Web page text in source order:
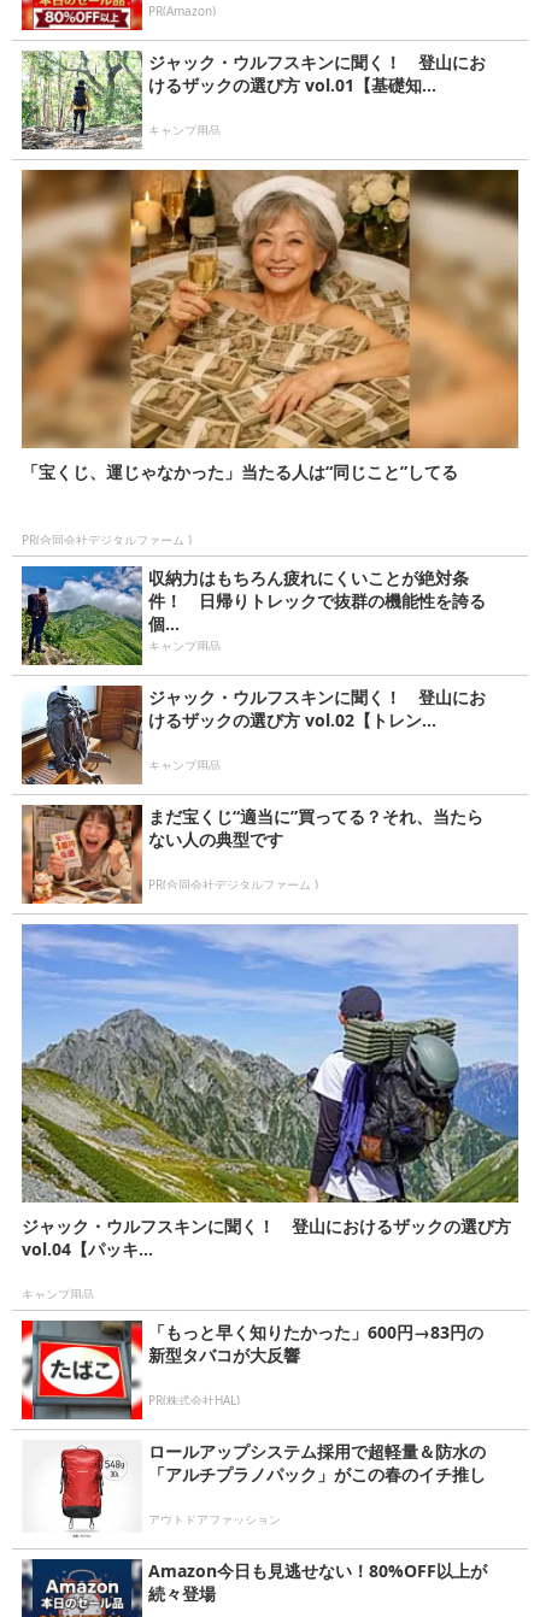
PR(Amazon)
ジャック・ウルフスキンに聞く！ 登山にお
けるザックの選び方 vol.01【基礎知...
キャンプ用品
「宝くじ、運じゃなかった」当たる人は“同じこと”してる
PR(合同会社デジタルファーム )
収納力はもちろん疲れにくいことが絶対条
件！ 日帰りトレックで抜群の機能性を誇る
個...
キャンプ用品
ジャック・ウルフスキンに聞く！ 登山にお
けるザックの選び方 vol.02【トレン...
キャンプ用品
まだ宝くじ“適当に”買ってる？それ、当たら
ない人の典型です
PR(合同会社デジタルファーム )
ジャック・ウルフスキンに聞く！ 登山におけるザックの選び方
vol.04【パッキ...
キャンプ用品
「もっと早く知りたかった」600円→83円の
新型タバコが大反響
PR(株式会社HAL)
ロールアップシステム採用で超軽量＆防水の
「アルチプラノパック」がこの春のイチ推し
アウトドアファッション
Amazon今日も見逃せない！80%OFF以上が
続々登場